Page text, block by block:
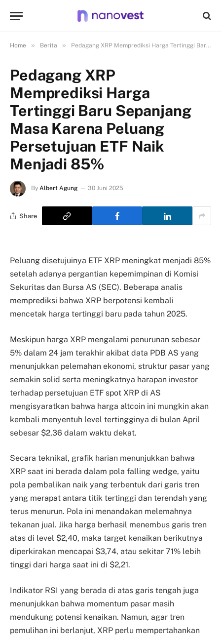
Home » Berita » Pedagang XRP Memprediksi Harga Tertinggi Baru Sepanjang Masa Karena Peluang Persetujuan ETF Naik Menjadi 85%
Pedagang XRP
Memprediksi Harga
Tertinggi Baru Sepanjang
Masa Karena Peluang
Persetujuan ETF Naik
Menjadi 85%
By Albert Agung 30 Juni 2025
Share
Peluang disetujuinya ETF XRP meningkat menjadi 85%
setelah adanya pergantian kepemimpinan di Komisi
Sekuritas dan Bursa AS (SEC). Beberapa analis
memprediksi bahwa XRP berpotensi kembali
mencetak harga tertinggi baru pada tahun 2025.
Meskipun harga XRP mengalami penurunan sebesar
5% dalam 24 jam terakhir akibat data PDB AS yang
menunjukkan pelemahan ekonomi, struktur pasar yang
semakin solid serta meningkatnya harapan investor
terhadap persetujuan ETF spot XRP di AS
mengisyaratkan bahwa harga altcoin ini mungkin akan
kembali menyentuh level tertingginya di bulan April
sebesar $2,36 dalam waktu dekat.
Secara teknikal, grafik harian menunjukkan bahwa
XRP saat ini berada dalam pola falling wedge, yaitu
pola pembalikan naik yang terbentuk dari garis tren
yang merapat antara titik tertinggi dan terendah yang
terus menurun. Pola ini menandakan melemahnya
tekanan jual. Jika harga berhasil menembus garis tren
atas di level $2,40, maka target kenaikan berikutnya
diperkirakan mencapai $3,74, atau sekitar 71% lebih
tinggi dari harga saat ini di $2,21.
Indikator RSI yang berada di atas garis tengah juga
menunjukkan bahwa momentum pasar masih
mendukung potensi kenaikan. Namun, agar tren
pemulihan ini berlanjut, XRP perlu mempertahankan